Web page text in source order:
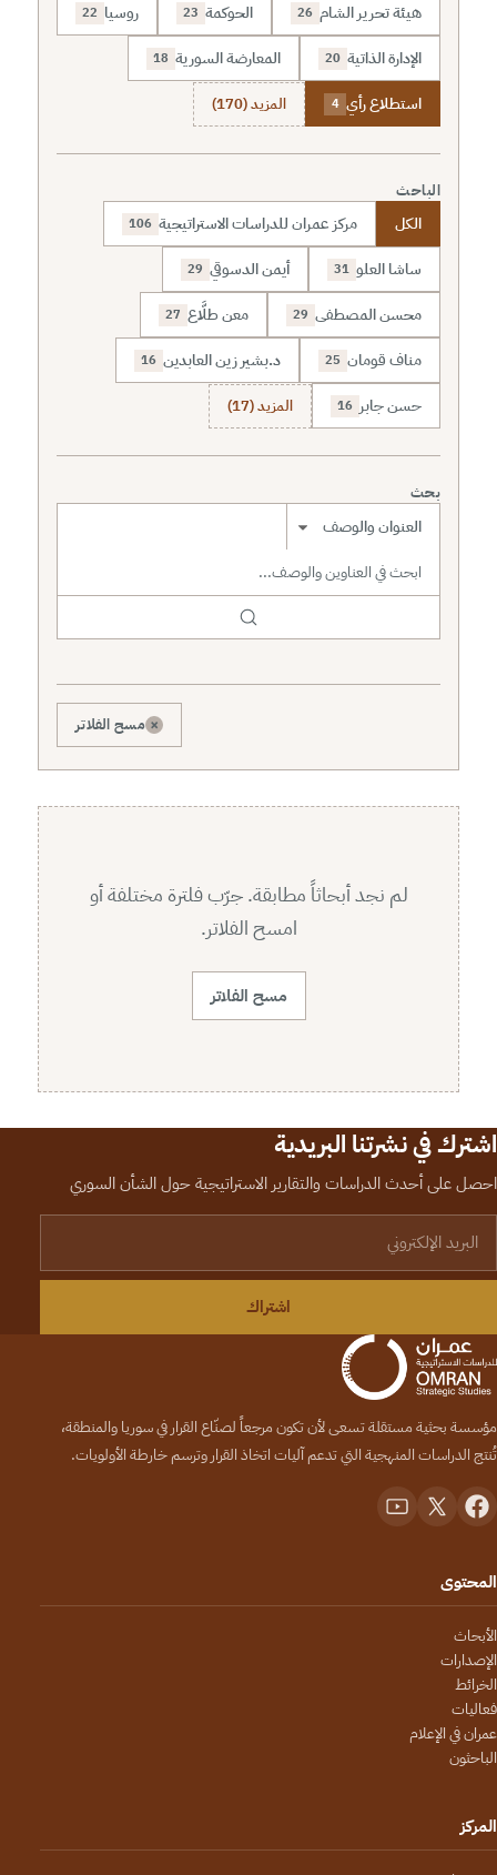
هيئة تحرير الشام 26 الحوكمة 23 روسيا 22
الإدارة الذاتية 20 المعارضة السورية 18
استطلاع رأي 4 المزيد (170)
الباحث
الكل مركز عمران للدراسات الاستراتيجية 106
ساشا العلو 31 أيمن الدسوقي 29
محسن المصطفى 29 معن طلَّاع 27
مناف قومان 25 د.بشير زين العابدين 16
حسن جابر 16 المزيد (17)
بحث
نطاق البحث
× مسح الفلاتر
لم نجد أبحاثاً مطابقة. جرّب فلترة مختلفة أو
امسح الفلاتر.
مسح الفلاتر
اشترك في نشرتنا البريدية
احصل على أحدث الدراسات والتقارير الاستراتيجية حول الشأن السوري
اشتراك
مؤسسة بحثية مستقلة تسعى لأن تكون مرجعاً لصنّاع القرار في سوريا والمنطقة،
تُنتج الدراسات المنهجية التي تدعم آليات اتخاذ القرار وترسم خارطة الأولويات.
المحتوى
الأبحاث
الإصدارات
الخرائط
فعاليات
عمران في الإعلام
الباحثون
المركز